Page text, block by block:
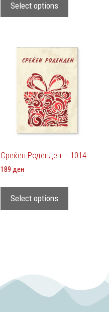
Select options
Среќен Роденден – 1014
189 ден
Select options